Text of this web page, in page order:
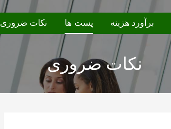
برآورد هزینه پست ها نکات ضروری
نکات ضروری